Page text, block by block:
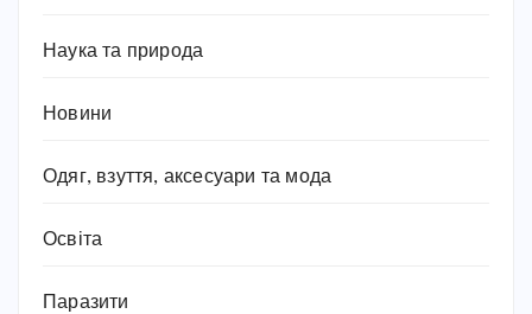
Наука та природа
Новини
Одяг, взуття, аксесуари та мода
Освіта
Паразити